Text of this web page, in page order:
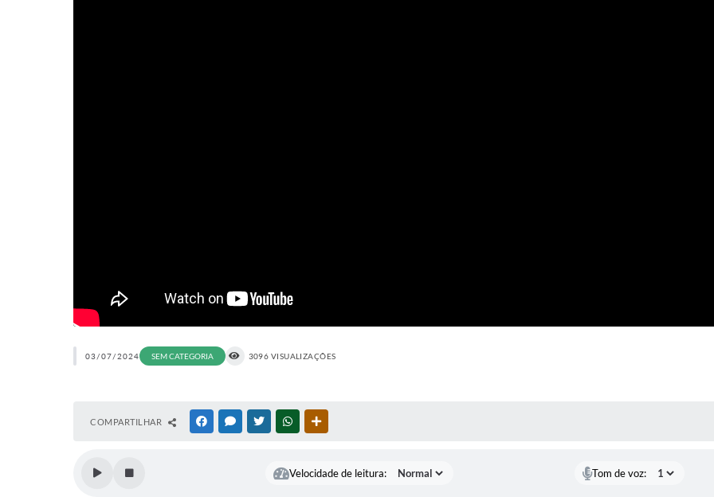
03/07/2024 SEM CATEGORIA 3096 VISUALIZAÇÕES
COMPARTILHAR FACEBOOKMESSENGER
TWITTERWHATSAPP
Velocidade de leitura: Tom de voz: